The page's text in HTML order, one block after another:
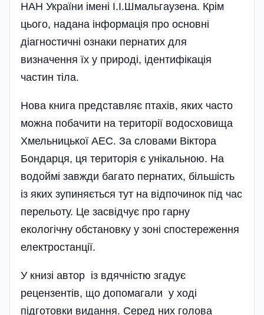
НАН України імені І.І.Шмальгаузена. Крім
цього, надана інформація про основні
діагностичні ознаки пернатих для
визначення їх у природі, ідентифікація
частин тіла.
Нова книга представляє птахів, яких часто
можна побачити на території водосховища
Хмельницької АЕС. За словами Віктора
Бондарця, ця територія є унікальною. На
водоймі завжди багато пернатих, більшість
із яких зупиняється тут на відпочинок під час
перельоту. Це засвідчує про гарну
екологічну обстановку у зоні спостереження
електростанції.
У книзі автор із вдячністю згадує
рецензентів, що допомагали у ході
підготовки видання. Серед них голова